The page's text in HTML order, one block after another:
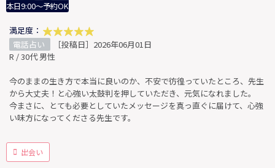
本日9:00～予約OK
満足度：
電話占い
［投稿日］2026年06月01日
R / 30代 男性
今のままの生き方で本当に良いのか、不安で彷徨っていたところ、先生
から大丈夫！と心強い太鼓判を押していただき、元気になれました。
今まさに、とても必要としていたメッセージを真っ直ぐに届けて、心強
い味方になってくださる先生です。
出会い